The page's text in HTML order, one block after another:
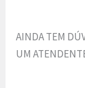
AINDA TEM
UM